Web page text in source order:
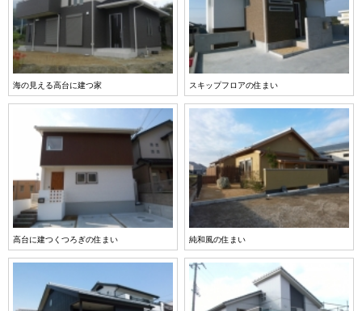
海の見える高台に建つ家 スキップフロアの住まい
高台に建つくつろぎの住まい 純和風の住まい